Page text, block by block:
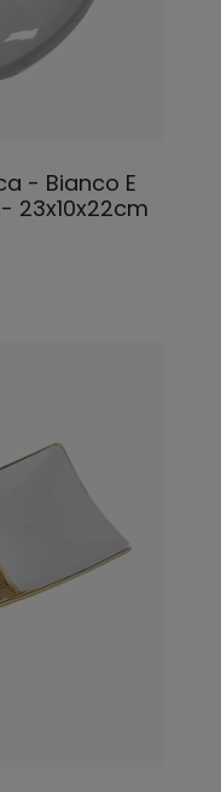
- Bianco E
23x10x22cm